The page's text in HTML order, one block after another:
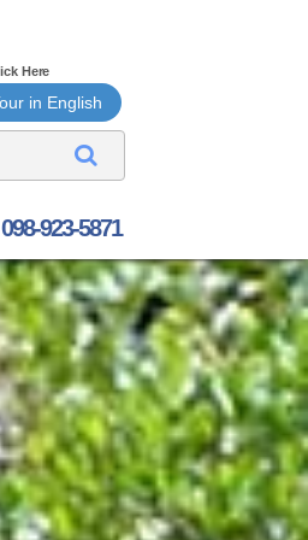
Here
in English
923-5871